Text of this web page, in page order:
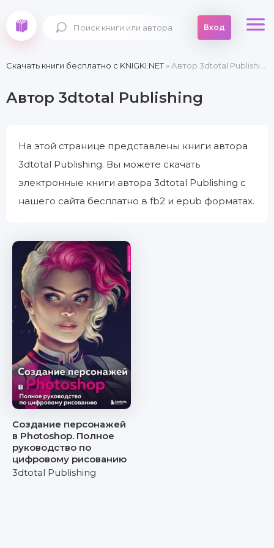
Вход
Скачать книги бесплатно c KNIGKI.NET» Автор 3dtotal Publishing
Автор 3dtotal Publishing
На этой странице представлены книги автора
3dtotal Publishing. Вы можете скачать
электронные книги автора 3dtotal Publishing с
нашего сайта бесплатно в fb2 и epub форматах.
Создание персонажей
в Photoshop. Полное
руководство по
цифровому рисованию
3dtotal Publishing